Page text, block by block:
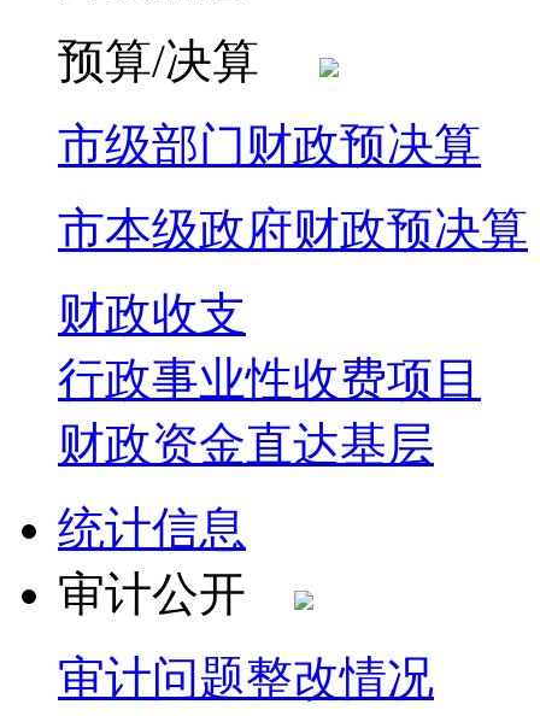
预算/决算
市级部门财政预决算
市本级政府财政预决算
财政收支
行政事业性收费项目
财政资金直达基层
统计信息
审计公开
审计问题整改情况